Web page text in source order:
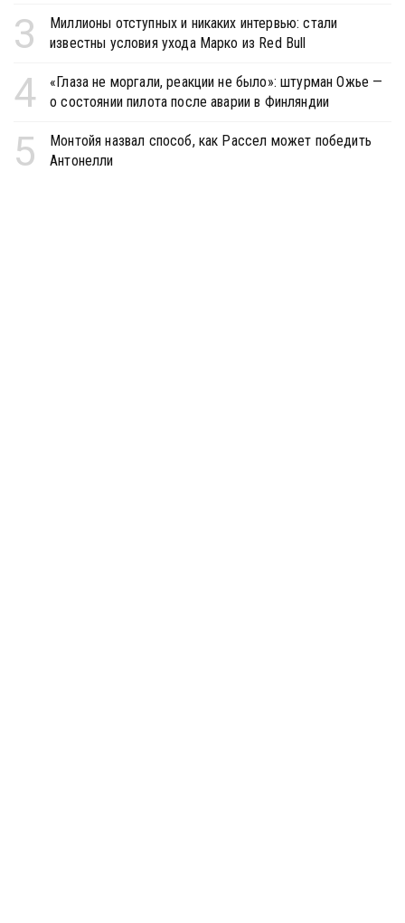
3
Миллионы отступных и никаких интервью: стали
известны условия ухода Марко из Red Bull
4
«Глаза не моргали, реакции не было»: штурман Ожье —
о состоянии пилота после аварии в Финляндии
5
Монтойя назвал способ, как Рассел может победить
Антонелли